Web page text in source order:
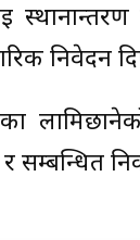
निवेदन
सम्बन्धित